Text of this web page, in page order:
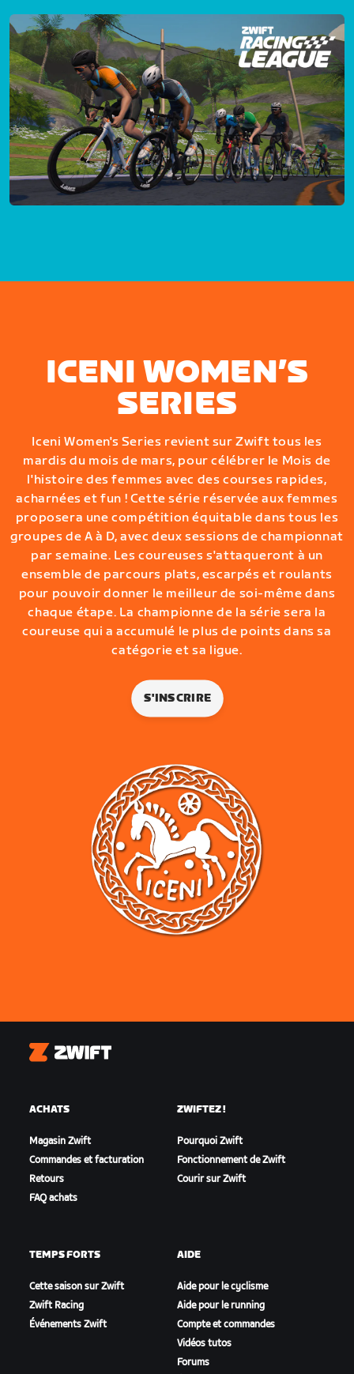
ICENI WOMEN’S
SERIES
Iceni Women's Series revient sur Zwift tous les
mardis du mois de mars, pour célébrer le Mois de
l'histoire des femmes avec des courses rapides,
acharnées et fun ! Cette série réservée aux femmes
proposera une compétition équitable dans tous les
groupes de A à D, avec deux sessions de championnat
par semaine. Les coureuses s'attaqueront à un
ensemble de parcours plats, escarpés et roulants
pour pouvoir donner le meilleur de soi-même dans
chaque étape. La championne de la série sera la
coureuse qui a accumulé le plus de points dans sa
catégorie et sa ligue.
S'INSCRIRE
Zwift
ACHATS
Magasin Zwift
Commandes et facturation
Retours
FAQ achats
ZWIFTEZ !
Pourquoi Zwift
Fonctionnement de Zwift
Courir sur Zwift
TEMPS FORTS
Cette saison sur Zwift
Zwift Racing
Événements Zwift
AIDE
Aide pour le cyclisme
Aide pour le running
Compte et commandes
Vidéos tutos
Forums